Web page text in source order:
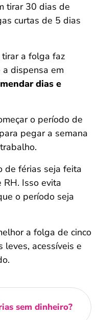
tirar 30 dias de
curtas de 5 dias
a folga faz
dispensa em
dias e
o período de
pegar a semana
de férias seja feita
RH. Isso evita
o período seja
a folga de cinco
acessíveis e
sem dinheiro?